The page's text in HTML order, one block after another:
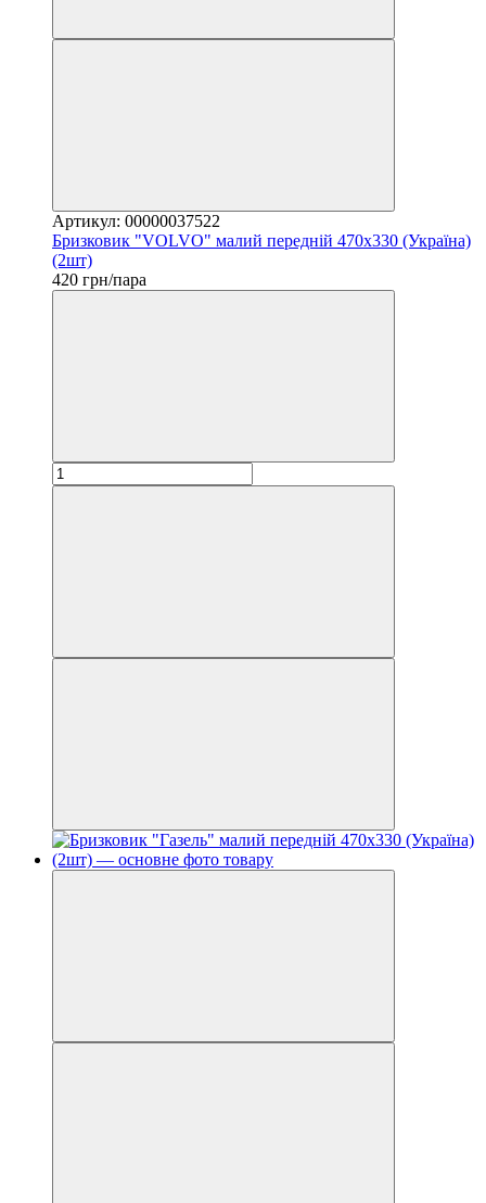
Артикул: 00000037522
Бризковик "VOLVO" малий передній 470х330 (Україна)
(2шт)
420 грн/пара